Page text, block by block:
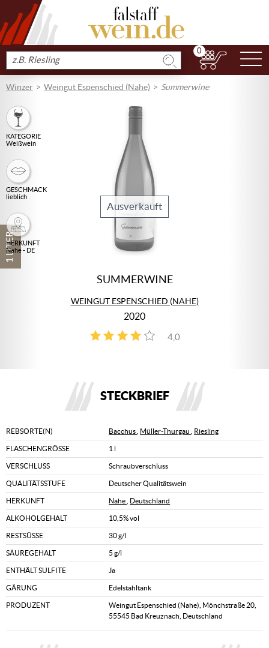
Produkt
suchen
0
Winzer Weingut Espenschied (Nahe) Summerwine
1 LITER
KATEGORIE
Weißwein
GESCHMACK
lieblich
HERKUNFT
Nahe - DE
Ausverkauft
SUMMERWINE
WEINGUT ESPENSCHIED (NAHE)
2020
4,0
1
STECKBRIEF
REBSORTE(N) Bacchus Müller-Thurgau Riesling
FLASCHENGRÖSSE 1 l
VERSCHLUSS Schraubverschluss
QUALITÄTSSTUFE Deutscher Qualitätswein
HERKUNFT Nahe Deutschland
ALKOHOLGEHALT 10,5% vol
RESTSÜSSE 30 g/l
SÄUREGEHALT 5 g/l
ENTHÄLT SULFITE Ja
GÄRUNG Edelstahltank
PRODUZENT
Weingut Espenschied (Nahe), Mönchstraße 20,
55545 Bad Kreuznach, Deutschland